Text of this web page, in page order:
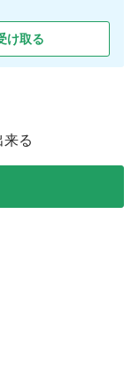
け取る
来る